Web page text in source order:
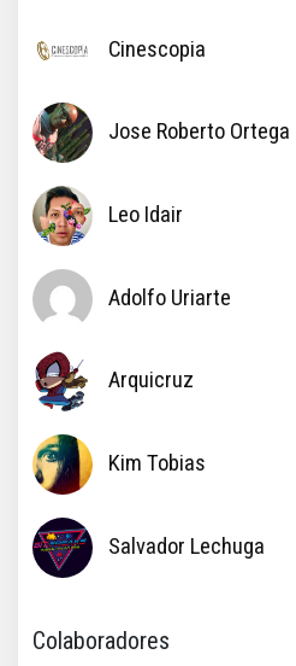
Cinescopia
Jose Roberto Ortega
Leo Idair
Adolfo Uriarte
Arquicruz
Kim Tobias
Salvador Lechuga
Colaboradores